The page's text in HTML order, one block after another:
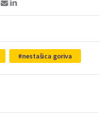
nestašica goriva